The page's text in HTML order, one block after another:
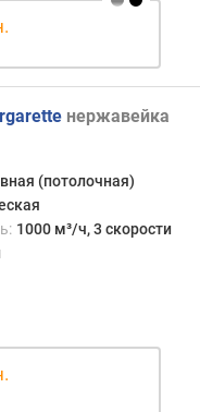
нержавейка
(потолочная)
1000 м³/ч, 3 скорости